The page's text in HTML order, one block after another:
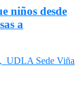
niños desde
a